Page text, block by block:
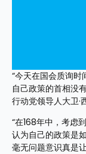
“今天在国会质询
自己政策的首相没
行动党领导人大卫
“在168年中，考虑
认为自己的政策是
毫无问题意识真是